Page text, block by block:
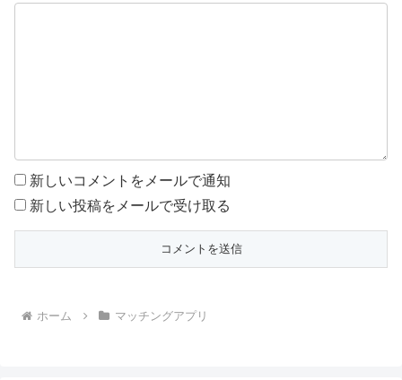
新しいコメントをメールで通知
新しい投稿をメールで受け取る
ホーム マッチングアプリ